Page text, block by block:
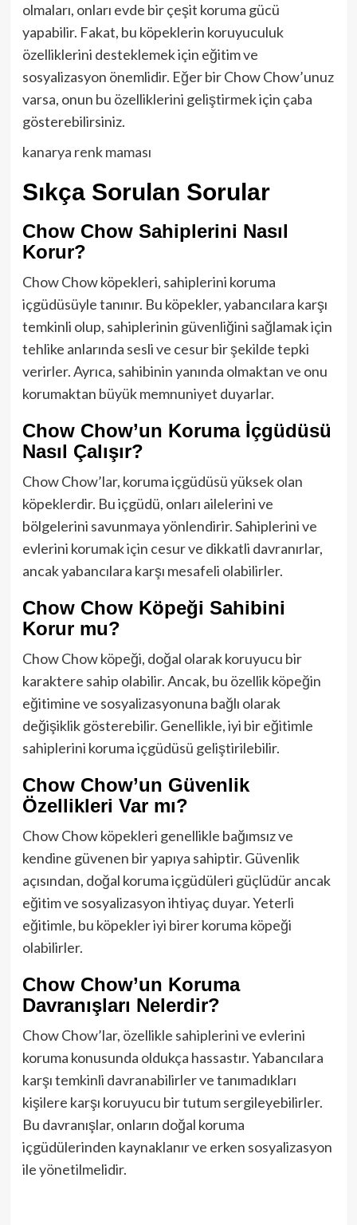
olmaları, onları evde bir çeşit koruma gücü
yapabilir. Fakat, bu köpeklerin koruyuculuk
özelliklerini desteklemek için eğitim ve
sosyalizasyon önemlidir. Eğer bir Chow Chow’unuz
varsa, onun bu özelliklerini geliştirmek için çaba
gösterebilirsiniz.
kanarya renk maması
Sıkça Sorulan Sorular
Chow Chow Sahiplerini Nasıl
Korur?
Chow Chow köpekleri, sahiplerini koruma
içgüdüsüyle tanınır. Bu köpekler, yabancılara karşı
temkinli olup, sahiplerinin güvenliğini sağlamak için
tehlike anlarında sesli ve cesur bir şekilde tepki
verirler. Ayrıca, sahibinin yanında olmaktan ve onu
korumaktan büyük memnuniyet duyarlar.
Chow Chow’un Koruma İçgüdüsü
Nasıl Çalışır?
Chow Chow’lar, koruma içgüdüsü yüksek olan
köpeklerdir. Bu içgüdü, onları ailelerini ve
bölgelerini savunmaya yönlendirir. Sahiplerini ve
evlerini korumak için cesur ve dikkatli davranırlar,
ancak yabancılara karşı mesafeli olabilirler.
Chow Chow Köpeği Sahibini
Korur mu?
Chow Chow köpeği, doğal olarak koruyucu bir
karaktere sahip olabilir. Ancak, bu özellik köpeğin
eğitimine ve sosyalizasyonuna bağlı olarak
değişiklik gösterebilir. Genellikle, iyi bir eğitimle
sahiplerini koruma içgüdüsü geliştirilebilir.
Chow Chow’un Güvenlik
Özellikleri Var mı?
Chow Chow köpekleri genellikle bağımsız ve
kendine güvenen bir yapıya sahiptir. Güvenlik
açısından, doğal koruma içgüdüleri güçlüdür ancak
eğitim ve sosyalizasyon ihtiyaç duyar. Yeterli
eğitimle, bu köpekler iyi birer koruma köpeği
olabilirler.
Chow Chow’un Koruma
Davranışları Nelerdir?
Chow Chow’lar, özellikle sahiplerini ve evlerini
koruma konusunda oldukça hassastır. Yabancılara
karşı temkinli davranabilirler ve tanımadıkları
kişilere karşı koruyucu bir tutum sergileyebilirler.
Bu davranışlar, onların doğal koruma
içgüdülerinden kaynaklanır ve erken sosyalizasyon
ile yönetilmelidir.